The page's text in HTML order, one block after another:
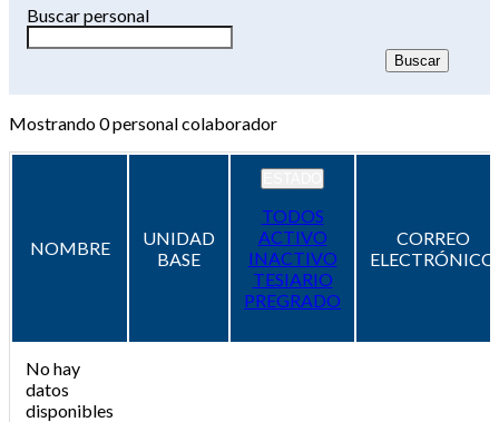
Buscar personal
Mostrando0personal colaborador
NOMBRE
UNIDAD
BASE
TODOS
ACTIVO
INACTIVO
TESIARIO
PREGRADO
CORREO
ELECTRÓNICO
No hay
datos
disponibles